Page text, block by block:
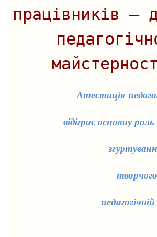
працівників –
Атестація
відіграє основну